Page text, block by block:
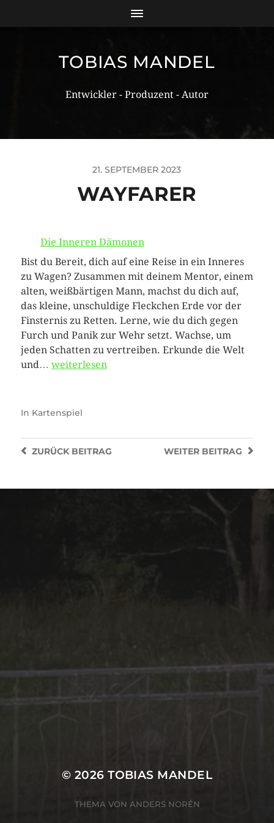
TOBIAS MANDEL
Entwickler - Produzent - Autor
21. SEPTEMBER 2023
WAYFARER
Die Inneren Dämonen
Bist du Bereit, dich auf eine Reise in ein Inneres
zu Wagen? Zusammen mit deinem Mentor, einem
alten, weißbärtigen Mann, machst du dich auf,
das kleine, unschuldige Fleckchen Erde vor der
Finsternis zu Retten. Lerne, wie du dich gegen
Furch und Panik zur Wehr setzt. Wachse, um
jeden Schatten zu vertreiben. Erkunde die Welt
und… weiterlesen
In Kartenspiel
WEITER BEITRAG
ZURÜCKBEITRAG
© 2026TOBIAS MANDEL
THEMA VON ANDERS NORÉN